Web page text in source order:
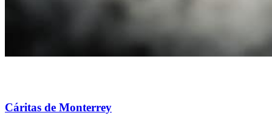
Cáritas de Monterrey